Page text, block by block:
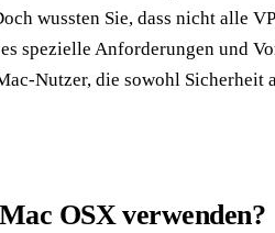
wussten Sie, dass nicht alle
spezielle Anforderungen und
Nutzer, die sowohl Sicherheit
OSX verwenden?